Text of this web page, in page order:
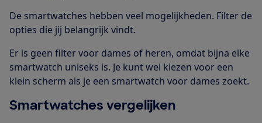
De smartwatches hebben veel mogelijkheden. Filter de
opties die jij belangrijk vindt.
Er is geen filter voor dames of heren, omdat bijna elke
smartwatch uniseks is. Je kunt wel kiezen voor een
klein scherm als je een smartwatch voor dames zoekt.
Smartwatches vergelijken